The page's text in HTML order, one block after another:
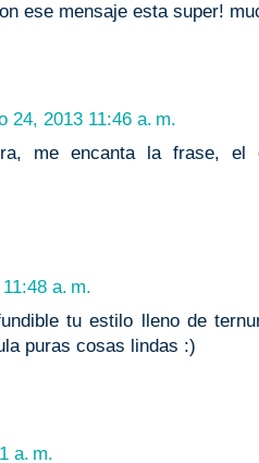
ese mensaje esta super!
24, 2013 11:46 a. m.
me encanta la frase,
a. m.
tu estilo lleno de
puras cosas lindas :)
a. m.